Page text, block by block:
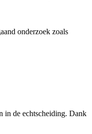
onderzoek zoals
in de echtscheiding. Dank